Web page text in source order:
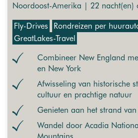
Noordoost-Amerika | 22 nacht(en)
Fly-Drives
Rondreizen per
GreatLakes-Travel
Combineer New England
en New York
Afwisseling van historische
cultuur en prachtige natuur
Genieten aan het strand
Wandel door Acadia